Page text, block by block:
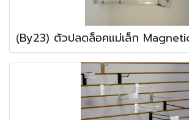
(ฺBy23) ตัวปลดล็อคแม่เล็ก